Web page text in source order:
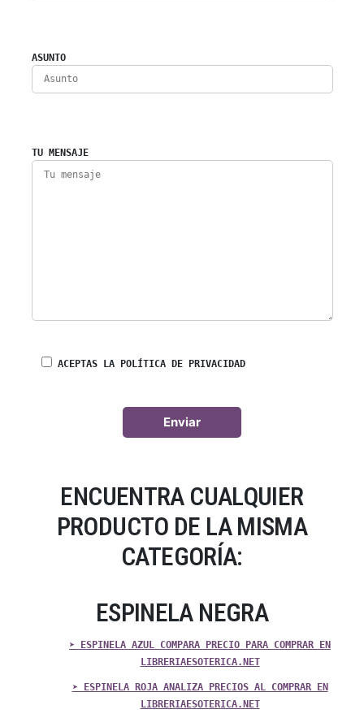
ASUNTO
TU MENSAJE
ACEPTAS LA POLÍTICA DE PRIVACIDAD
ENCUENTRA CUALQUIER
PRODUCTO DE LA MISMA
CATEGORÍA:
ESPINELA NEGRA
➤ ESPINELA AZUL COMPARA PRECIO PARA COMPRAR EN
LIBRERIAESOTERICA.NET
➤ ESPINELA ROJA ANALIZA PRECIOS AL COMPRAR EN
LIBRERIAESOTERICA.NET